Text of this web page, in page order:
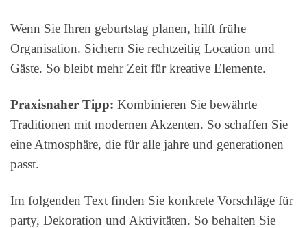
Wenn Sie Ihren geburtstag planen, hilft frühe
Organisation. Sichern Sie rechtzeitig Location und
Gäste. So bleibt mehr Zeit für kreative Elemente.
Praxisnaher Tipp: Kombinieren Sie bewährte
Traditionen mit modernen Akzenten. So schaffen Sie
eine Atmosphäre, die für alle jahre und generationen
passt.
Im folgenden Text finden Sie konkrete Vorschläge für
party, Dekoration und Aktivitäten. So behalten Sie